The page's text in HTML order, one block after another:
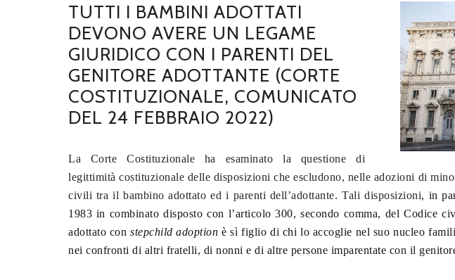
TUTTI I BAMBINI ADOTTATI
DEVONO AVERE UN LEGAME
GIURIDICO CON I PARENTI DEL
GENITORE ADOTTANTE (CORTE
COSTITUZIONALE, COMUNICATO
DEL 24 FEBBRAIO 2022)
La Corte Costituzionale ha esaminato la questione di
legittimità costituzionale delle disposizioni che escludono, nelle adozioni di
civili tra il bambino adottato ed i parenti dell’adottante. Tali disposizioni, in
1983 in combinato disposto con l’articolo 300, secondo comma, del Codice
adottato constepchild adoption è sì figlio di chi lo accoglie nel suo nucleo
nei confronti di altri fratelli, di nonni e di altre persone imparentate con il